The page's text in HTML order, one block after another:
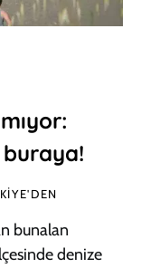
bunalan
denize